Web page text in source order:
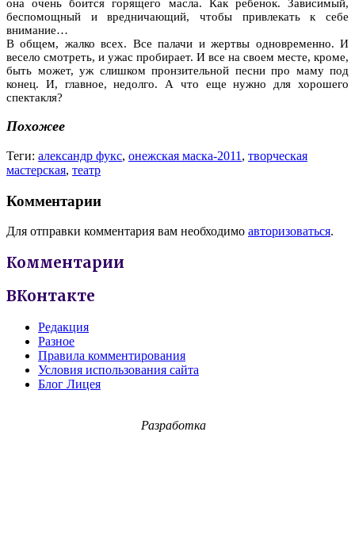
она очень боится горящего масла. Как ребенок. Зависимый,
беспомощный и вредничающий, чтобы привлекать к себе
внимание…
В общем, жалко всех. Все палачи и жертвы одновременно. И
весело смотреть, и ужас пробирает. И все на своем месте, кроме,
быть может, уж слишком пронзительной песни про маму под
конец. И, главное, недолго. А что еще нужно для хорошего
спектакля?
Похожее
Теги: александр фукс, онежская маска-2011 , творческая
мастерская, театр
Комментарии
Для отправки комментария вам необходимо авторизоваться.
Комментарии
ВКонтакте
Редакция
Разное
Правила комментирования
Условия использования сайта
Блог Лицея
Разработка